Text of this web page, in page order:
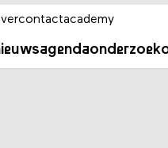
agendaonderzoek
contactacademy